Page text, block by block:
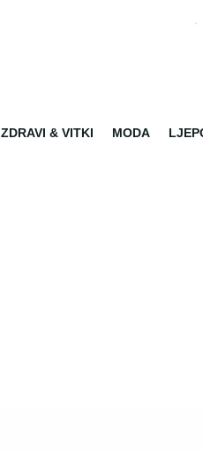
ZDRAVI & VITKI MODA